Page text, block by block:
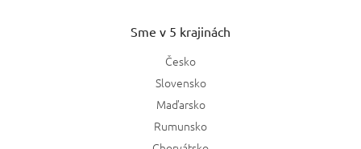
Sme v 5 krajinách
Česko
Slovensko
Maďarsko
Rumunsko